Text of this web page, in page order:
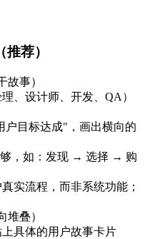
荐）
故事）
、设计师、开发、QA）
户目标达成"，画出横向的
够，如：发现 → 选择 → 购
真实流程，而非系统功能；
堆叠）
具体的用户故事卡片